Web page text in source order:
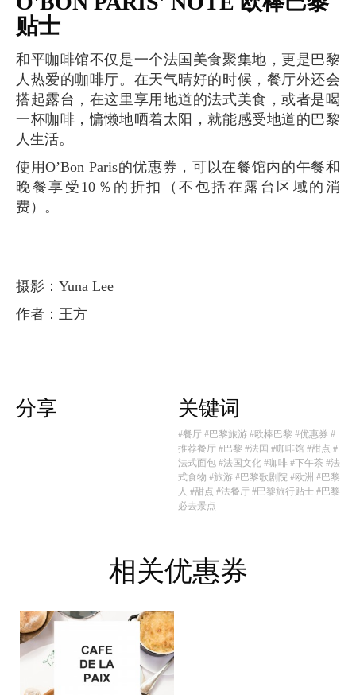
贴士
和平咖啡馆不仅是一个法国美食聚集地，更是巴黎
人热爱的咖啡厅。在天气晴好的时候，餐厅外还会
搭起露台，在这里享用地道的法式美食，或者是喝
一杯咖啡，慵懒地晒着太阳，就能感受地道的巴黎
人生活。
使用O’Bon Paris的优惠券，可以在餐馆内的午餐和
晚餐享受10％的折扣（不包括在露台区域的消
费）。
摄影：Yuna Lee
作者：王方
分享 关键词
#餐厅 #巴黎旅游 #欧棒巴黎 #优惠券 #
推荐餐厅 #巴黎 #法国 #咖啡馆 #甜点 #
法式面包 #法国文化 #咖啡 #下午茶 #法
式食物 #旅游 #巴黎歌剧院 #欧洲 #巴黎
人 #甜点 #法餐厅 #巴黎旅行贴士 #巴黎
必去景点
相关优惠券